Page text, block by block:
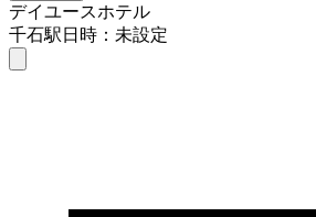
デイユースホテル
千石駅日時：未設定